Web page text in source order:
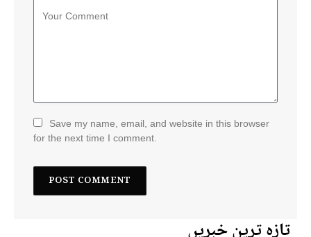
Save my name, email, and website in this browser
for the next time I comment.
تازہ ترین خبریں